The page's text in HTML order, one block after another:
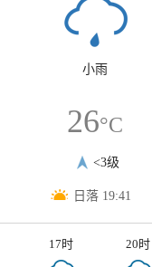
小雨
26°C
<3级
日落 19:41
17时 20时